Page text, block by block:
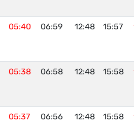
05:40 06:59 12:48 15:57
05:38 06:58 12:48 15:58
05:37 06:56 12:48 15:58